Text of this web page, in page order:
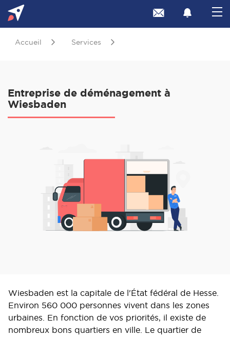
Accueil Services
Entreprise de déménagement à
Wiesbaden
Wiesbaden est la capitale de l'État fédéral de Hesse.
Environ 560 000 personnes vivent dans les zones
urbaines. En fonction de vos priorités, il existe de
nombreux bons quartiers en ville. Le quartier de